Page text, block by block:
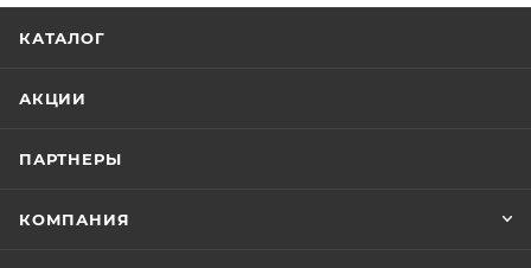
КАТАЛОГ
АКЦИИ
ПАРТНЕРЫ
КОМПАНИЯ